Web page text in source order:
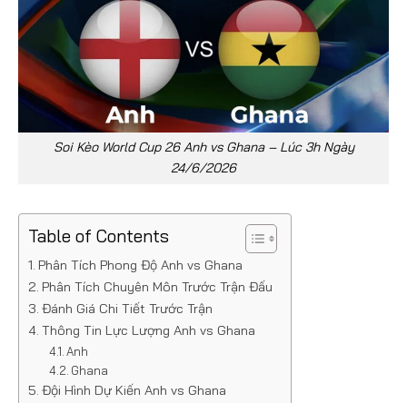
Soi Kèo World Cup 26 Anh vs Ghana – Lúc 3h Ngày
24/6/2026
Table of Contents
Phân Tích Phong Độ Anh vs Ghana
Phân Tích Chuyên Môn Trước Trận Đấu
Đánh Giá Chi Tiết Trước Trận
Thông Tin Lực Lượng Anh vs Ghana
Anh
Ghana
Đội Hình Dự Kiến Anh vs Ghana